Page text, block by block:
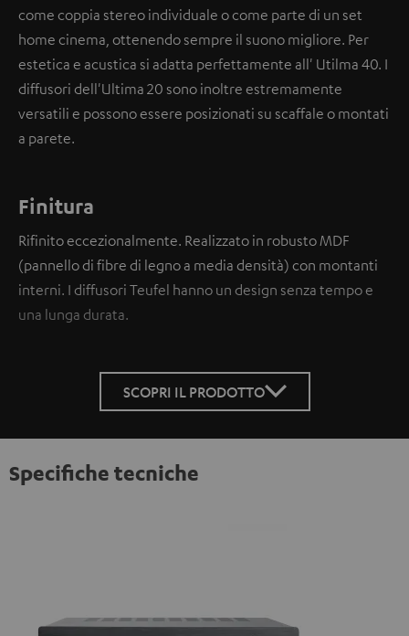
come coppia stereo individuale o come parte di un set
home cinema, ottenendo sempre il suono migliore. Per
estetica e acustica si adatta perfettamente all' Utilma 40. I
diffusori dell'Ultima 20 sono inoltre estremamente
versatili e possono essere posizionati su scaffale o montati
a parete.
Finitura
Rifinito eccezionalmente. Realizzato in robusto MDF
(pannello di fibre di legno a media densità) con montanti
interni. I diffusori Teufel hanno un design senza tempo e
una lunga durata.
SCOPRI IL PRODOTTO
Specifiche tecniche